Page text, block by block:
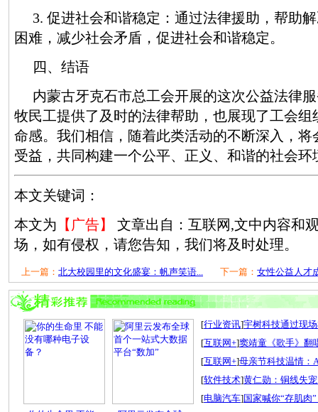
3. 促进社会和谐稳定：通过法律援助，帮助
困难，减少社会矛盾，促进社会和谐稳定。
四、结语
内蒙古牙克石市总工会开展的这次公益法律
牧民工提供了及时的法律帮助，也展现了工会组
命感。我们相信，随着此类活动的不断深入，将
受益，共同构建一个公平、正义、和谐的社会环
本文关键词：
本文为 【广告】
文章出自：互联网,文中内容和
场，如有侵权，请您告知，我们将及时处理。
上一篇： 北大校园里的文化盛宴：帆声笑语... 下一篇： 女性公益人才
[行业资讯]宇树科技通过现
[互联网+]窦靖童《歌手》翻
[互联网+]母亲节科技温情：
[软件技术]黄仁勋：铜线失
[电脑汽车]国家喊你“存肌肉